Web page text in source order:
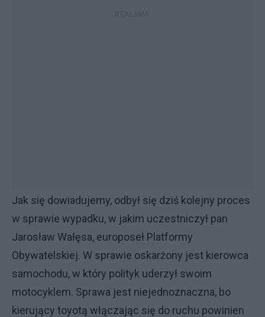
Jak się dowiadujemy, odbył się dziś kolejny proces
w sprawie wypadku, w jakim uczestniczył pan
Jarosław Wałęsa, europoseł Platformy
Obywatelskiej. W sprawie oskarżony jest kierowca
samochodu, w który polityk uderzył swoim
motocyklem. Sprawa jest niejednoznaczna, bo
kierujący toyotą włączając się do ruchu powinien